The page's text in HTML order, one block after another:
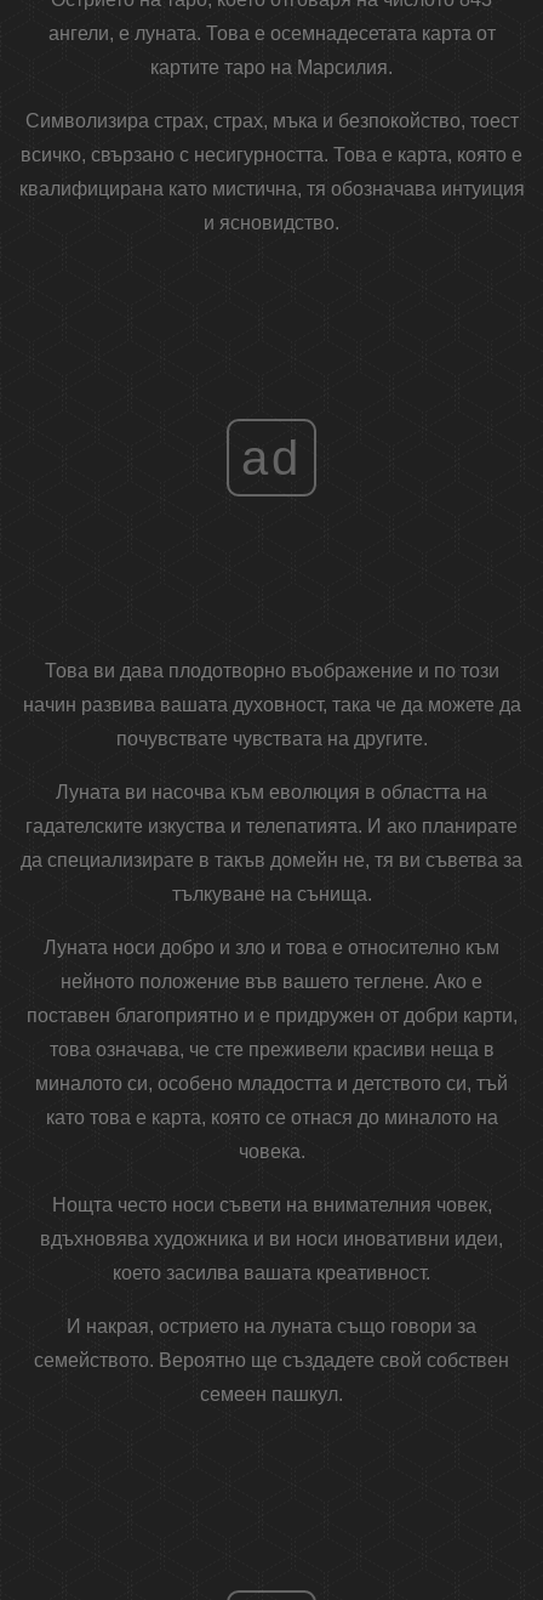
ангели, е луната. Това е осемнадесетата карта от
картите таро на Марсилия.
Символизира страх, страх, мъка и безпокойство, тоест
всичко, свързано с несигурността. Това е карта, която е
квалифицирана като мистична, тя обозначава интуиция
и ясновидство.
ad
Това ви дава плодотворно въображение и по този
начин развива вашата духовност, така че да можете да
почувствате чувствата на другите.
Луната ви насочва към еволюция в областта на
гадателските изкуства и телепатията. И ако планирате
да специализирате в такъв домейн не, тя ви съветва за
тълкуване на сънища.
Луната носи добро и зло и това е относително към
нейното положение във вашето теглене. Ако е
поставен благоприятно и е придружен от добри карти,
това означава, че сте преживели красиви неща в
миналото си, особено младостта и детството си, тъй
като това е карта, която се отнася до миналото на
човека.
Нощта често носи съвети на внимателния човек,
вдъхновява художника и ви носи иновативни идеи,
което засилва вашата креативност.
И накрая, острието на луната също говори за
семейството. Вероятно ще създадете свой собствен
семеен пашкул.